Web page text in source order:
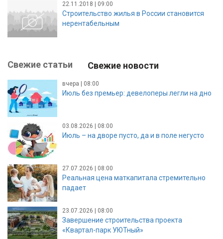
22.11.2018 | 09:00
Строительство жилья в России становится
нерентабельным
Свежие статьи Свежие новости
вчера | 08:00
Июль без премьер: девелоперы легли на дно
03.08.2026 | 08:00
Июль – на дворе пусто, да и в поле негусто
27.07.2026 | 08:00
Реальная цена маткапитала стремительно
падает
23.07.2026 | 08:00
Завершение строительства проекта
«Квартал-парк УЮТный»